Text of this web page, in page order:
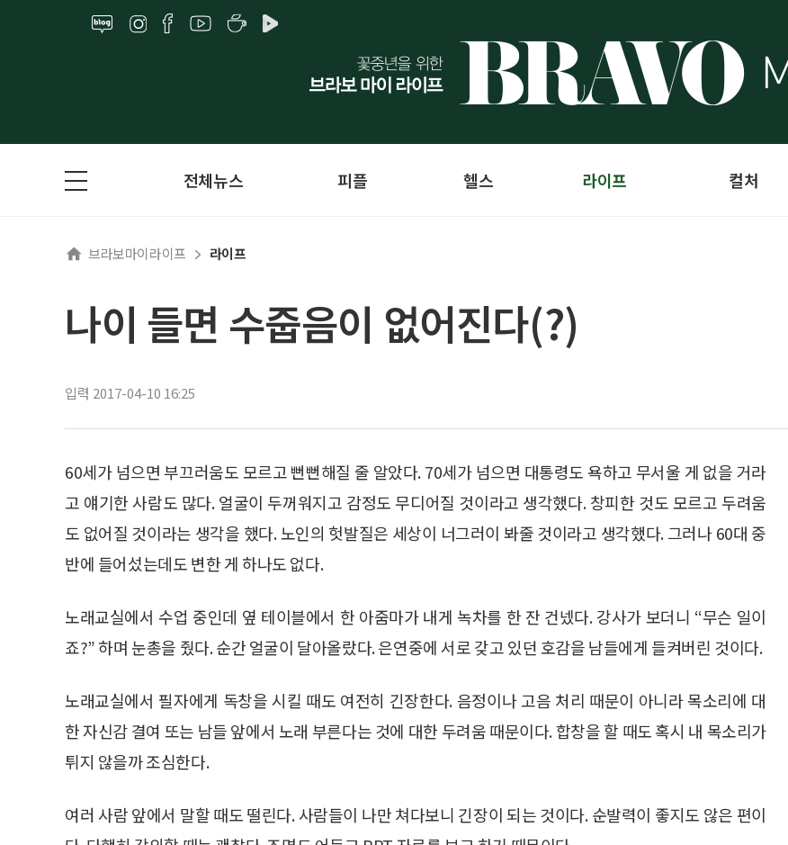
전체뉴스 피플 헬스 라이프 컬처
브라보마이라이프 라이프
나이 들면 수줍음이 없어진다(?)
입력 2017-04-10 16:25
60세가 넘으면 부끄러움도 모르고 뻔뻔해질 줄 알았다. 70세가 넘으면 대통령도 욕하고 무서울 게 없을 거라
고 얘기한 사람도 많다. 얼굴이 두꺼워지고 감정도 무디어질 것이라고 생각했다. 창피한 것도 모르고 두려움
도 없어질 것이라는 생각을 했다. 노인의 헛발질은 세상이 너그러이 봐줄 것이라고 생각했다. 그러나 60대 중
반에 들어섰는데도 변한 게 하나도 없다.
노래교실에서 수업 중인데 옆 테이블에서 한 아줌마가 내게 녹차를 한 잔 건넸다. 강사가 보더니 “무슨 일이
죠?” 하며 눈총을 줬다. 순간 얼굴이 달아올랐다. 은연중에 서로 갖고 있던 호감을 남들에게 들켜버린 것이다.
노래교실에서 필자에게 독창을 시킬 때도 여전히 긴장한다. 음정이나 고음 처리 때문이 아니라 목소리에 대
한 자신감 결여 또는 남들 앞에서 노래 부른다는 것에 대한 두려움 때문이다. 합창을 할 때도 혹시 내 목소리가
튀지 않을까 조심한다.
여러 사람 앞에서 말할 때도 떨린다. 사람들이 나만 쳐다보니 긴장이 되는 것이다. 순발력이 좋지도 않은 편이